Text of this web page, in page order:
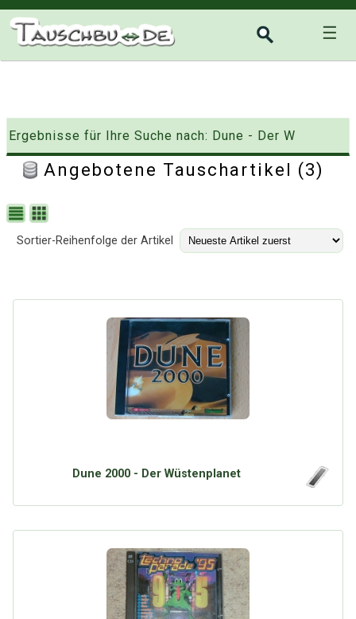
☰
Ergebnisse für Ihre Suche nach: Dune - Der W
Angebotene Tauschartikel (3)
Sortier-Reihenfolge der Artikel
Dune 2000 - Der Wüstenplanet